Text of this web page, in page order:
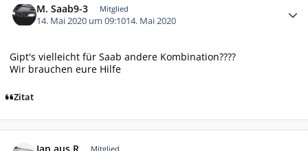
M. Saab9-3 Mitglied
14. Mai 2020 um 09:1014. Mai 2020
Gipt's vielleicht für Saab andere Kombination????
Wir brauchen eure Hilfe
Zitat
Mitglied